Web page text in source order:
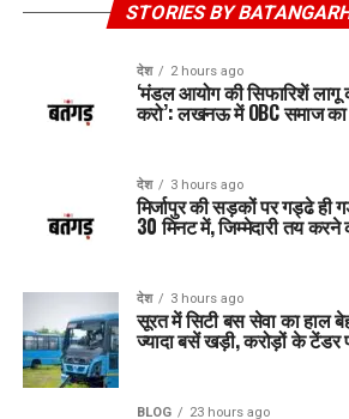
STORIES BY
देश 2 hours ago
‘मंडल आयोग की सिफारिशें लागू
करो’: लखनऊ में OBC समाज का
देश 3 hours ago
मिर्जापुर की सड़कों पर गड्ढे
30 मिनट में, जिम्मेदारी तय करने
देश 3 hours ago
सूरत में सिटी बस सेवा का हाल
ज्यादा बसें खड़ी, करोड़ों के टेंडर
BLOG 23 hours ago